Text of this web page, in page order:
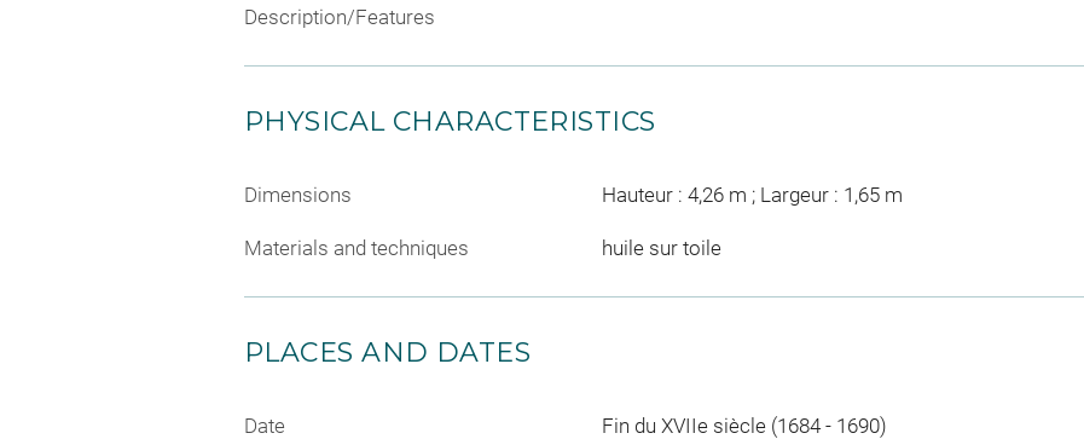
Description/Features
PHYSICAL CHARACTERISTICS
Dimensions Hauteur : 4,26 m ; Largeur : 1,65 m
Materials and techniques huile sur toile
PLACES AND DATES
Date Fin du XVIIe siècle (1684 - 1690)